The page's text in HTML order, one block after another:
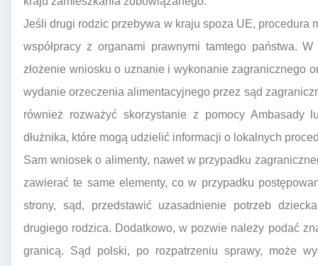
Jeśli drugi rodzic przebywa w kraju spoza UE, procedura
współpracy z organami prawnymi tamtego państwa.
złożenie wniosku o uznanie i wykonanie zagranicznego
wydanie orzeczenia alimentacyjnego przez sąd
również rozważyć skorzystanie z pomocy Ambasady
dłużnika, które mogą udzielić informacji o lokalnych
Sam wniosek o alimenty, nawet w przypadku
zawierać te same elementy, co w przypadku
strony, sąd, przedstawić uzasadnienie potrzeb
drugiego rodzica. Dodatkowo, w pozwie należy podać
granicą. Sąd polski, po rozpatrzeniu sprawy, może